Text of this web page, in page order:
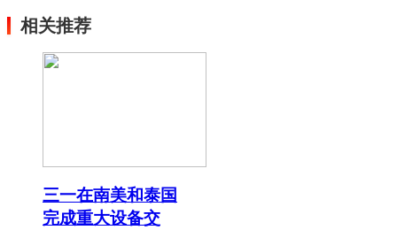
相关推荐
三一在南美和泰国
完成重大设备交